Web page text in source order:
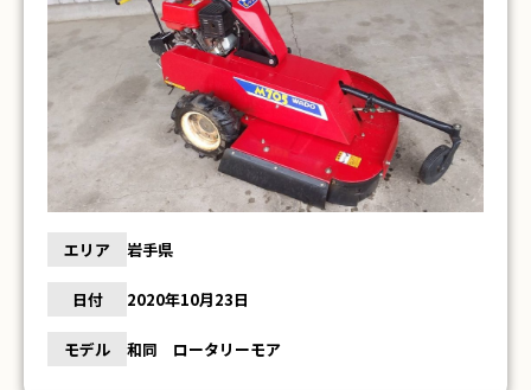
エリア 岩手県
日付 2020年10月23日
モデル 和同 ロータリーモア